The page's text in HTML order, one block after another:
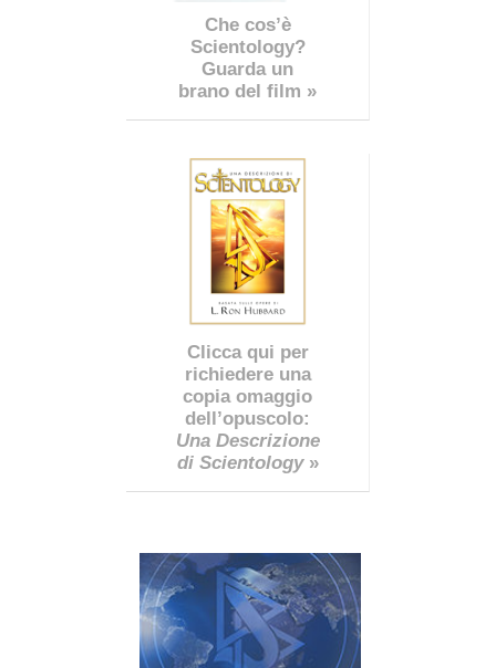
Che cos’è
Scientology?
Guarda un
brano del film »
Clicca qui per
richiedere una
copia omaggio
dell’opuscolo:
Una Descrizione
di Scientology»